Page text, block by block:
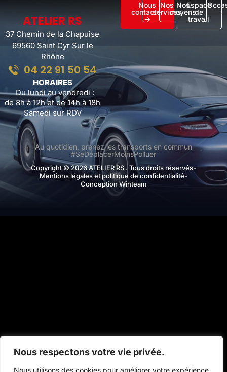
Nous respectons votre vie privée.
Nous utilisons des cookies pour améliorer votre expérience
ATELIER RS
37 Chemin de la Chapuise
69560 Saint Cyr Sur le
Rhône
04 22 91 50 54
HORAIRES
Du lundi au vendredi :
de 8h à 12h et de 14h à 18h
Samedi sur RDV
Nous
contacter
->
Nos
services
Nos
moyens
Espace
de
travail
Au quotidien, prenez les transports en commun
#SeDéplacerMoinsPolluer
Copyright © 2026 ATELIER RS . Tous droits réservés-
Mentions légales et politique de confidentialité-
Conception Winteam